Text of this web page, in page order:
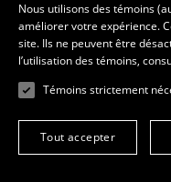
Centre de recherche
Nous utilisons des témoins
améliorer votre expérience.
site. Ils ne peuvent être
l’utilisation des témoins,
Témoins strictement
Tout accepter